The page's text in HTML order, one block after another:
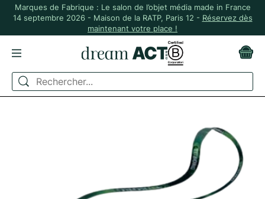
Marques de Fabrique : Le salon de l’objet média made in France
14 septembre 2026 - Maison de la RATP, Paris 12 - Réservez dès
maintenant votre place !
ACCUEIL ÉVÉNEMENTIEL
TOUR DE COU CUP-HOLDER MADE IN ITALIE